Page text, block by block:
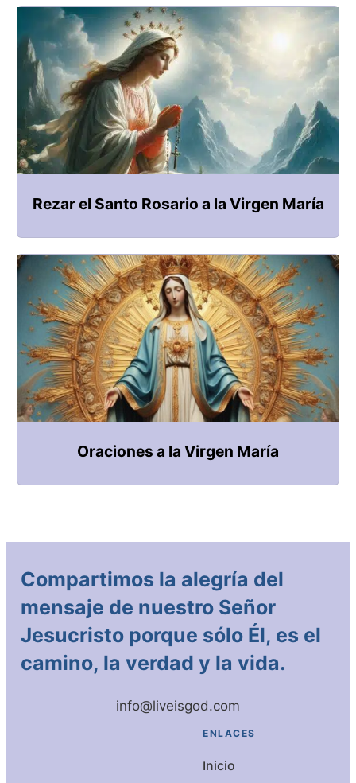
Rezar el Santo Rosario a la Virgen María
Oraciones a la Virgen María
Compartimos la alegría del
mensaje de nuestro Señor
Jesucristo porque sólo Él, es el
camino, la verdad y la vida.
info@liveisgod.com
ENLACES
Inicio